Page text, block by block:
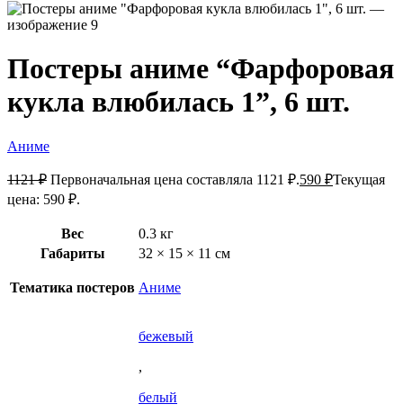
Постеры аниме “Фарфоровая
кукла влюбилась 1”, 6 шт.
Аниме
1121₽ Первоначальная цена составляла 1121 ₽.590 ₽Текущая
цена: 590 ₽.
Вес
0.3 кг
Габариты
32 × 15 × 11 см
Тематика постеров Аниме
бежевый
,
белый